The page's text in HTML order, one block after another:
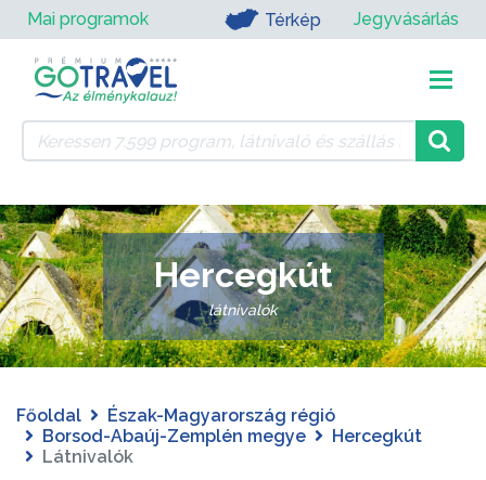
Mai programok Térkép Jegyvásárlás
Hercegkút
látnivalók
Főoldal
Észak-Magyarország régió
Borsod-Abaúj-Zemplén megye
Hercegkút
Látnivalók